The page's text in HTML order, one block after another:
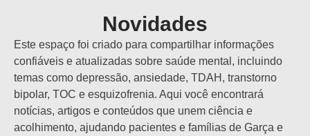
Novidades
Este espaço foi criado para compartilhar informações
confiáveis e atualizadas sobre saúde mental, incluindo
temas como depressão, ansiedade, TDAH, transtorno
bipolar, TOC e esquizofrenia. Aqui você encontrará
notícias, artigos e conteúdos que unem ciência e
acolhimento, ajudando pacientes e famílias de Garça e